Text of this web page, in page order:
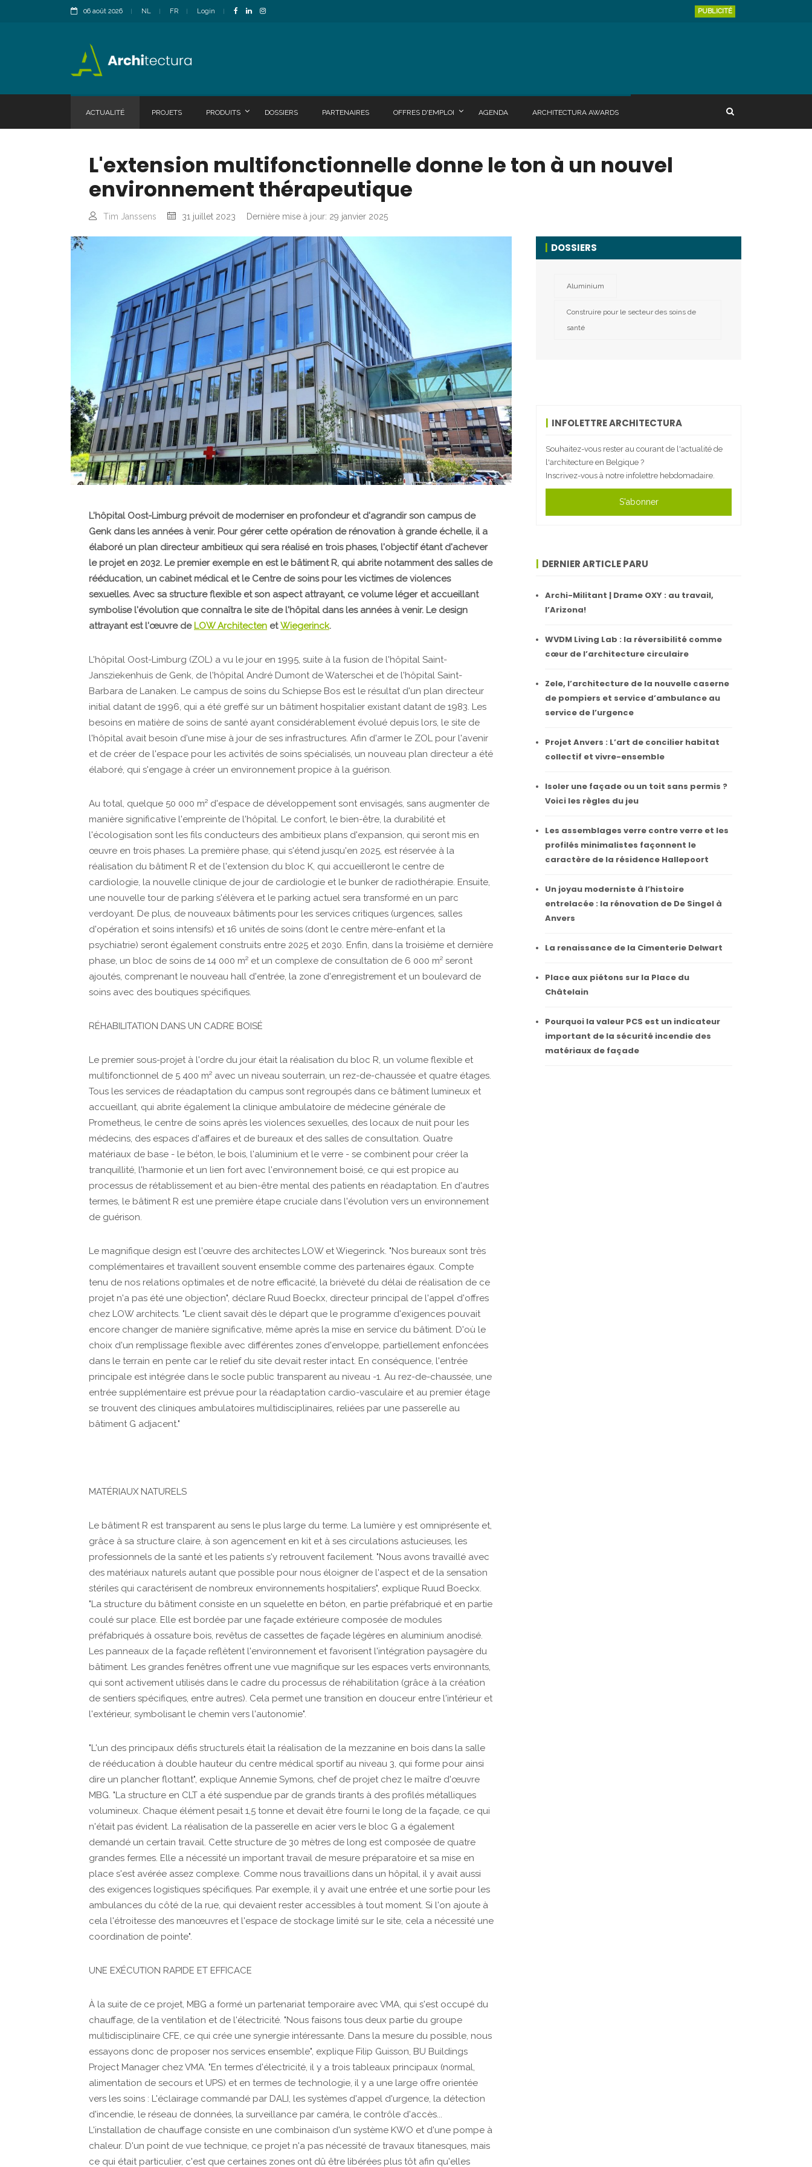
06 août 2026 NL FR Login PUBLICITÉ
ACTUALITÉ PROJETS PRODUITS DOSSIERS PARTENAIRES OFFRES D'EMPLOI AGENDA ARCHITECTURA AWARDS
L'extension multifonctionnelle donne le ton à un nouvel
environnement thérapeutique
Tim Janssens 31 juillet 2023 Dernière mise à jour: 29 janvier 2025
L'hôpital Oost-Limburg prévoit de moderniser en profondeur et d'agrandir son campus de
Genk dans les années à venir. Pour gérer cette opération de rénovation à grande échelle, il a
élaboré un plan directeur ambitieux qui sera réalisé en trois phases, l'objectif étant d'achever
le projet en 2032. Le premier exemple en est le bâtiment R, qui abrite notamment des salles de
rééducation, un cabinet médical et le Centre de soins pour les victimes de violences
sexuelles. Avec sa structure flexible et son aspect attrayant, ce volume léger et accueillant
symbolise l'évolution que connaîtra le site de l'hôpital dans les années à venir. Le design
attrayant est l'œuvre de LOW Architecten etWiegerinck.
L'hôpital Oost-Limburg (ZOL) a vu le jour en 1995, suite à la fusion de l'hôpital Saint-
Jansziekenhuis de Genk, de l'hôpital André Dumont de Waterschei et de l'hôpital Saint-
Barbara de Lanaken. Le campus de soins du Schiepse Bos est le résultat d'un plan directeur
initial datant de 1996, qui a été greffé sur un bâtiment hospitalier existant datant de 1983. Les
besoins en matière de soins de santé ayant considérablement évolué depuis lors, le site de
l'hôpital avait besoin d'une mise à jour de ses infrastructures. Afin d'armer le ZOL pour l'avenir
et de créer de l'espace pour les activités de soins spécialisés, un nouveau plan directeur a été
élaboré, qui s'engage à créer un environnement propice à la guérison.
Au total, quelque 50 000 m² d'espace de développement sont envisagés, sans augmenter de
manière significative l'empreinte de l'hôpital. Le confort, le bien-être, la durabilité et
l'écologisation sont les fils conducteurs des ambitieux plans d'expansion, qui seront mis en
œuvre en trois phases. La première phase, qui s'étend jusqu'en 2025, est réservée à la
réalisation du bâtiment R et de l'extension du bloc K, qui accueilleront le centre de
cardiologie, la nouvelle clinique de jour de cardiologie et le bunker de radiothérapie. Ensuite,
une nouvelle tour de parking s'élèvera et le parking actuel sera transformé en un parc
verdoyant. De plus, de nouveaux bâtiments pour les services critiques (urgences, salles
d'opération et soins intensifs) et 16 unités de soins (dont le centre mère-enfant et la
psychiatrie) seront également construits entre 2025 et 2030. Enfin, dans la troisième et dernière
phase, un bloc de soins de 14 000 m² et un complexe de consultation de 6 000 m² seront
ajoutés, comprenant le nouveau hall d'entrée, la zone d'enregistrement et un boulevard de
soins avec des boutiques spécifiques.
RÉHABILITATION DANS UN CADRE BOISÉ
Le premier sous-projet à l'ordre du jour était la réalisation du bloc R, un volume flexible et
multifonctionnel de 5 400 m² avec un niveau souterrain, un rez-de-chaussée et quatre étages.
Tous les services de réadaptation du campus sont regroupés dans ce bâtiment lumineux et
accueillant, qui abrite également la clinique ambulatoire de médecine générale de
Prometheus, le centre de soins après les violences sexuelles, des locaux de nuit pour les
médecins, des espaces d'affaires et de bureaux et des salles de consultation. Quatre
matériaux de base - le béton, le bois, l'aluminium et le verre - se combinent pour créer la
tranquillité, l'harmonie et un lien fort avec l'environnement boisé, ce qui est propice au
processus de rétablissement et au bien-être mental des patients en réadaptation. En d'autres
termes, le bâtiment R est une première étape cruciale dans l'évolution vers un environnement
de guérison.
Le magnifique design est l'œuvre des architectes LOW et Wiegerinck. "Nos bureaux sont très
complémentaires et travaillent souvent ensemble comme des partenaires égaux. Compte
tenu de nos relations optimales et de notre efficacité, la brièveté du délai de réalisation de ce
projet n'a pas été une objection", déclare Ruud Boeckx, directeur principal de l'appel d'offres
chez LOW architects. "Le client savait dès le départ que le programme d'exigences pouvait
encore changer de manière significative, même après la mise en service du bâtiment. D'où le
choix d'un remplissage flexible avec différentes zones d'enveloppe, partiellement enfoncées
dans le terrain en pente car le relief du site devait rester intact. En conséquence, l'entrée
principale est intégrée dans le socle public transparent au niveau -1. Au rez-de-chaussée, une
entrée supplémentaire est prévue pour la réadaptation cardio-vasculaire et au premier étage
se trouvent des cliniques ambulatoires multidisciplinaires, reliées par une passerelle au
bâtiment G adjacent."
MATÉRIAUX NATURELS
Le bâtiment R est transparent au sens le plus large du terme. La lumière y est omniprésente et,
grâce à sa structure claire, à son agencement en kit et à ses circulations astucieuses, les
professionnels de la santé et les patients s'y retrouvent facilement. "Nous avons travaillé avec
des matériaux naturels autant que possible pour nous éloigner de l'aspect et de la sensation
stériles qui caractérisent de nombreux environnements hospitaliers", explique Ruud Boeckx.
"La structure du bâtiment consiste en un squelette en béton, en partie préfabriqué et en partie
coulé sur place. Elle est bordée par une façade extérieure composée de modules
préfabriqués à ossature bois, revêtus de cassettes de façade légères en aluminium anodisé.
Les panneaux de la façade reflètent l'environnement et favorisent l'intégration paysagère du
bâtiment. Les grandes fenêtres offrent une vue magnifique sur les espaces verts environnants,
qui sont activement utilisés dans le cadre du processus de réhabilitation (grâce à la création
de sentiers spécifiques, entre autres). Cela permet une transition en douceur entre l'intérieur et
l'extérieur, symbolisant le chemin vers l'autonomie".
"L'un des principaux défis structurels était la réalisation de la mezzanine en bois dans la salle
de rééducation à double hauteur du centre médical sportif au niveau 3, qui forme pour ainsi
dire un plancher flottant", explique Annemie Symons, chef de projet chez le maître d'œuvre
MBG. "La structure en CLT a été suspendue par de grands tirants à des profilés métalliques
volumineux. Chaque élément pesait 1,5 tonne et devait être fourni le long de la façade, ce qui
n'était pas évident. La réalisation de la passerelle en acier vers le bloc G a également
demandé un certain travail. Cette structure de 30 mètres de long est composée de quatre
grandes fermes. Elle a nécessité un important travail de mesure préparatoire et sa mise en
place s'est avérée assez complexe. Comme nous travaillions dans un hôpital, il y avait aussi
des exigences logistiques spécifiques. Par exemple, il y avait une entrée et une sortie pour les
ambulances du côté de la rue, qui devaient rester accessibles à tout moment. Si l'on ajoute à
cela l'étroitesse des manœuvres et l'espace de stockage limité sur le site, cela a nécessité une
coordination de pointe".
UNE EXÉCUTION RAPIDE ET EFFICACE
À la suite de ce projet, MBG a formé un partenariat temporaire avec VMA, qui s'est occupé du
chauffage, de la ventilation et de l'électricité. "Nous faisons tous deux partie du groupe
multidisciplinaire CFE, ce qui crée une synergie intéressante. Dans la mesure du possible, nous
essayons donc de proposer nos services ensemble", explique Filip Guisson, BU Buildings
Project Manager chez VMA. "En termes d'électricité, il y a trois tableaux principaux (normal,
alimentation de secours et UPS) et en termes de technologie, il y a une large offre orientée
vers les soins : L'éclairage commandé par DALI, les systèmes d'appel d'urgence, la détection
d'incendie, le réseau de données, la surveillance par caméra, le contrôle d'accès...
L'installation de chauffage consiste en une combinaison d'un système KWO et d'une pompe à
chaleur. D'un point de vue technique, ce projet n'a pas nécessité de travaux titanesques, mais
ce qui était particulier, c'est que certaines zones ont dû être libérées plus tôt afin qu'elles
DOSSIERS
Aluminium
Construire pour le secteur des soins de
santé
INFOLETTRE ARCHITECTURA
Souhaitez-vous rester au courant de l'actualité de
l'architecture en Belgique ?
Inscrivez-vous à notre infolettre hebdomadaire.
S'abonner
DERNIER ARTICLE PARU
Archi-Militant | Drame OXY : au travail,
l’Arizona!
WVDM Living Lab : la réversibilité comme
cœur de l’architecture circulaire
Zele, l’architecture de la nouvelle caserne
de pompiers et service d’ambulance au
service de l’urgence
Projet Anvers : L’art de concilier habitat
collectif et vivre-ensemble
Isoler une façade ou un toit sans permis ?
Voici les règles du jeu
Les assemblages verre contre verre et les
profilés minimalistes façonnent le
caractère de la résidence Hallepoort
Un joyau moderniste à l’histoire
entrelacée : la rénovation de De Singel à
Anvers
La renaissance de la Cimenterie Delwart
Place aux piétons sur la Place du
Châtelain
Pourquoi la valeur PCS est un indicateur
important de la sécurité incendie des
matériaux de façade